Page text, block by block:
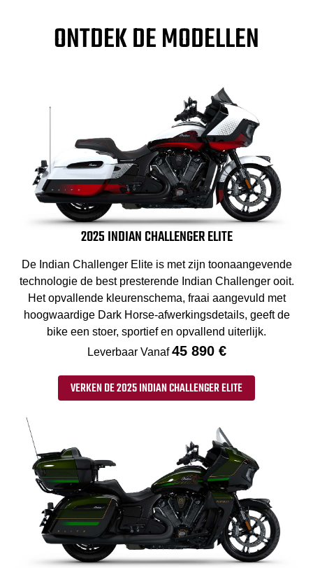
ONTDEK DE MODELLEN
2025 INDIAN CHALLENGER ELITE
De Indian Challenger Elite is met zijn toonaangevende
technologie de best presterende Indian Challenger ooit.
Het opvallende kleurenschema, fraai aangevuld met
hoogwaardige Dark Horse-afwerkingsdetails, geeft de
bike een stoer, sportief en opvallend uiterlijk.
Leverbaar Vanaf45 890 €
VERKEN DE 2025 INDIAN CHALLENGER ELITE